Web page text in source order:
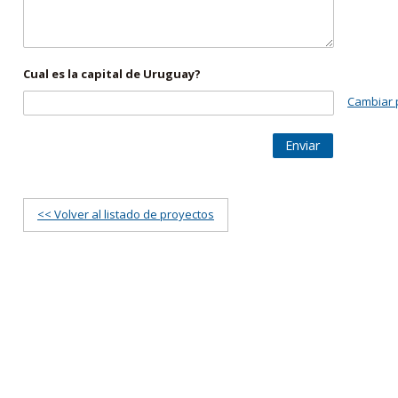
Cual es la capital de Uruguay?
Cambiar
Enviar
<< Volver al listado de proyectos